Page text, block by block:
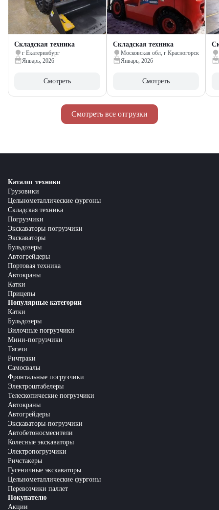
Смотреть все отгрузки
Складская техника
г Екатеринбург
Январь, 2026
Смотреть
Складская техника
Московская обл, г Красногорск
Январь, 2026
Смотреть
Каталог техники
Грузовики
Цельнометаллические фургоны
Складская техника
Погрузчики
Экскаваторы-погрузчики
Экскаваторы
Бульдозеры
Автогрейдеры
Портовая техника
Автокраны
Катки
Прицепы
Популярные категории
Катки
Бульдозеры
Вилочные погрузчики
Мини-погрузчики
Тягачи
Ричтраки
Самосвалы
Фронтальные погрузчики
Электроштабелеры
Телескопические погрузчики
Автокраны
Автогрейдеры
Экскаваторы-погрузчики
Автобетоносмесители
Колесные экскаваторы
Электропогрузчики
Ричстакеры
Гусеничные экскаваторы
Цельнометаллические фургоны
Перевозчики паллет
Покупателю
Акции